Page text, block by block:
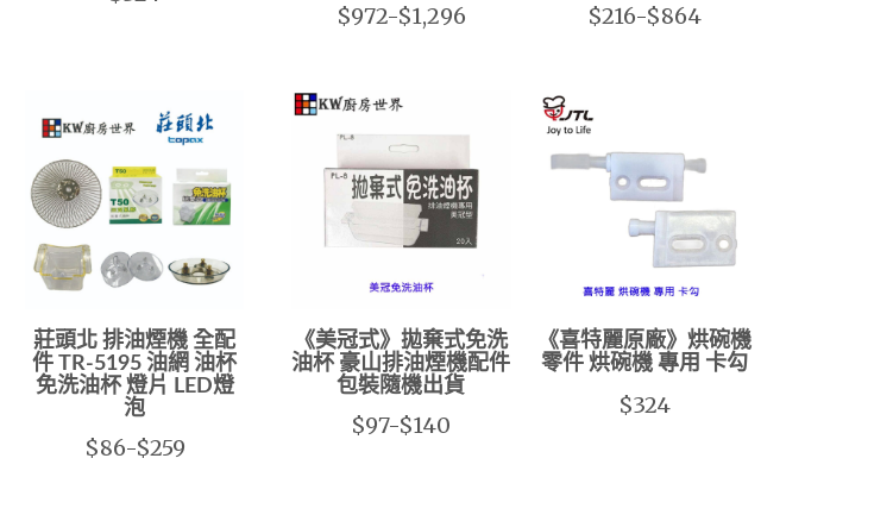
$972-$1,296 $216-$864
莊頭北 排油煙機 全配
件 TR-5195 油網 油杯
免洗油杯 燈片 LED燈
泡
$86-$259
《美冠式》拋棄式免洗
油杯 豪山排油煙機配件
包裝隨機出貨
$97-$140
《喜特麗原廠》烘碗機
零件 烘碗機 專用 卡勾
$324